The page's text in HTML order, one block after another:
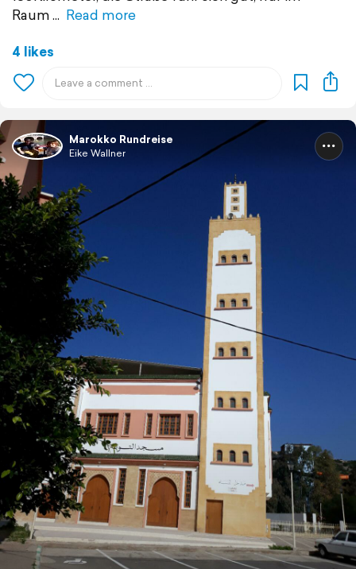
Raum
Read more
4 likes
Marokko Rundreise
Eike Wallner